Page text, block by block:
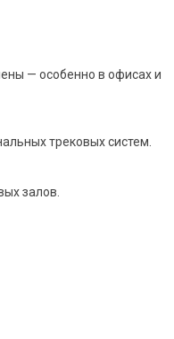
— особенно в офисах и
трековых систем.
залов.